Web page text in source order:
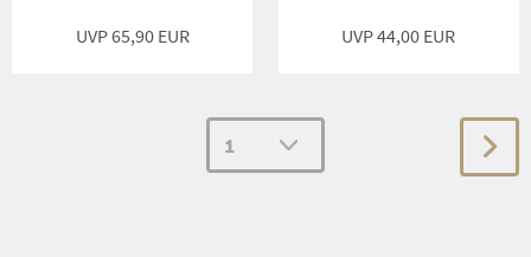
UVP 65,90 EUR UVP 44,00 EUR